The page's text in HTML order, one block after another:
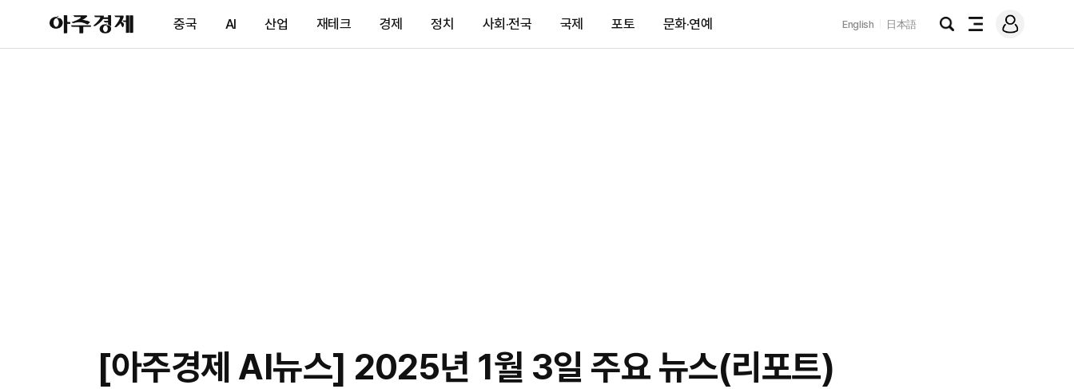
아
주
제
중국 AI 산업 재테크 경제 정치 사회·전국 국제 포토 문화·연예 English 日本語
검
전
메
그
[아주경제 AI뉴스] 2025년 1월 3일 주요 뉴스(리포트)